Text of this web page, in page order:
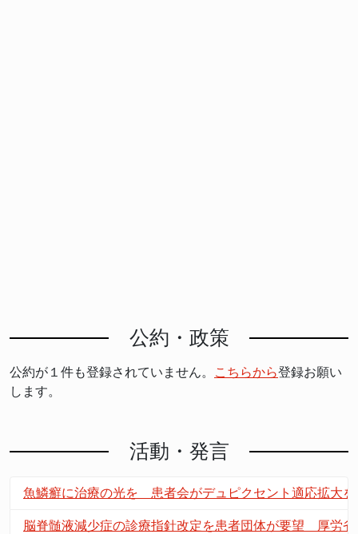
公約・政策
公約が１件も登録されていません。 こちらから登録お願い
します。
活動・発言
魚鱗癬に治療の光を 患者会がデュピクセント適応拡大
脳脊髄液減少症の診療指針改定を患者団体が要望 厚労